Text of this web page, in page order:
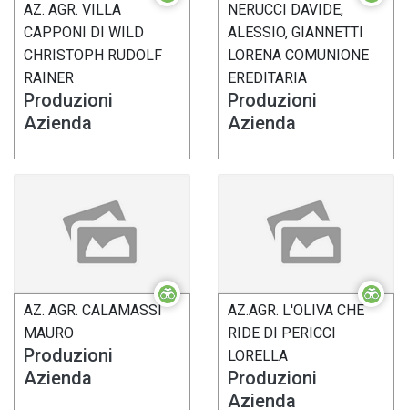
AZ. AGR. VILLA
CAPPONI DI WILD
CHRISTOPH RUDOLF
RAINER
Produzioni
Azienda
NERUCCI DAVIDE,
ALESSIO, GIANNETTI
LORENA COMUNIONE
EREDITARIA
Produzioni
Azienda
AZ. AGR. CALAMASSI
MAURO
Produzioni
Azienda
AZ.AGR. L'OLIVA CHE
RIDE DI PERICCI
LORELLA
Produzioni
Azienda